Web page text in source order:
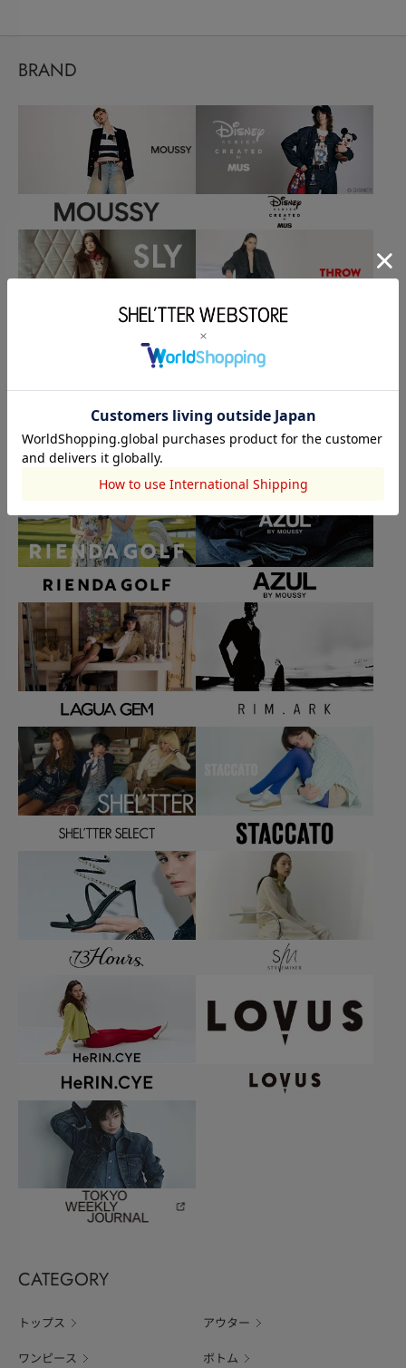
BRAND
CATEGORY
トップス アウター
ワンピース ボトム